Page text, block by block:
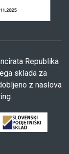
Republika
sklada za
z naslova